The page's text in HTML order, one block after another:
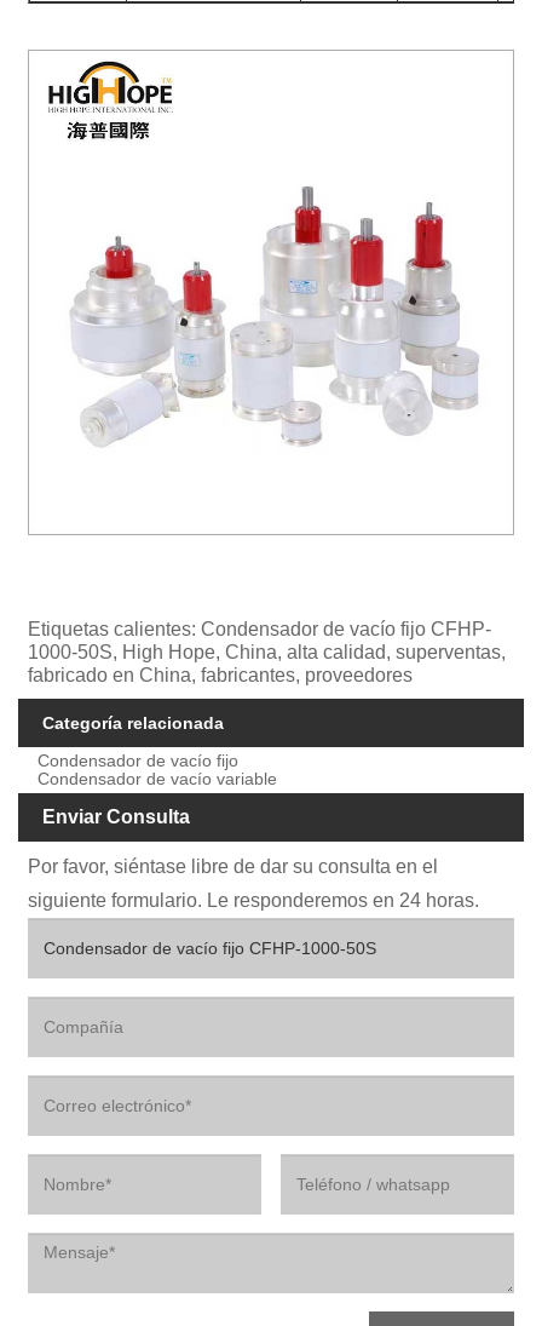
Etiquetas calientes: Condensador de vacío fijo CFHP-
1000-50S, High Hope, China, alta calidad, superventas,
fabricado en China, fabricantes, proveedores
Categoría relacionada
Condensador de vacío fijo
Condensador de vacío variable
Enviar Consulta
Por favor, siéntase libre de dar su consulta en el
siguiente formulario. Le responderemos en 24 horas.